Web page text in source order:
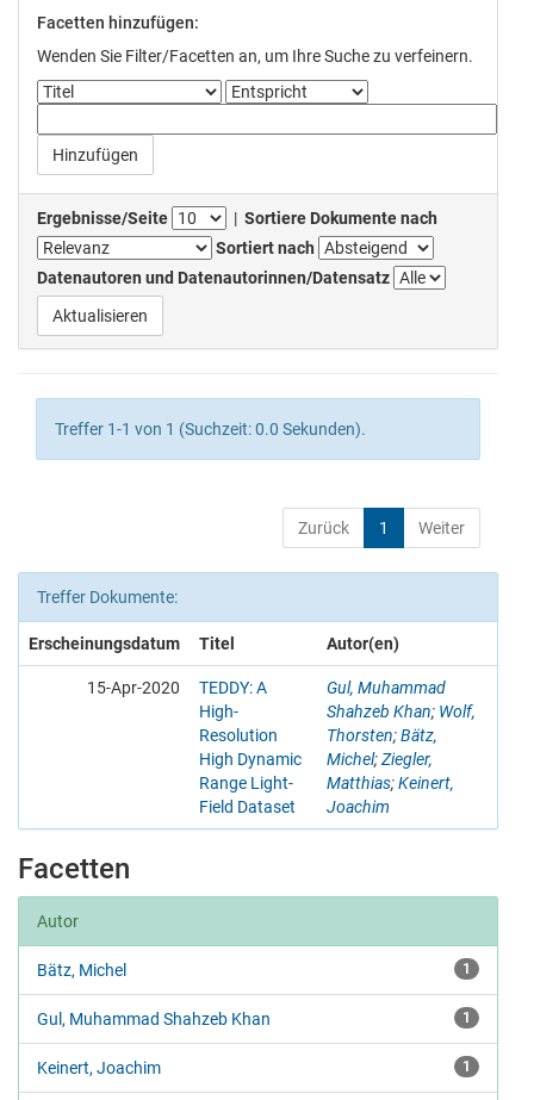
Facetten hinzufügen:
Wenden Sie Filter/Facetten an, um Ihre Suche zu verfeinern.
Ergebnisse/Seite | Sortiere Dokumente nach
Sortiert nach
Datenautoren und Datenautorinnen/Datensatz
Treffer 1-1 von 1 (Suchzeit: 0.0 Sekunden).
Zurück 1 Weiter
Treffer Dokumente:
Erscheinungsdatum Titel Autor(en)
15-Apr-2020
TEDDY: A
High-
Resolution
High Dynamic
Range Light-
Field Dataset
Gul, Muhammad
Shahzeb Khan; Wolf,
Thorsten;Bätz,
Michel;Ziegler,
Matthias;Keinert,
Joachim
Facetten
Autor
1
Bätz, Michel
1
Gul, Muhammad Shahzeb Khan
1
Keinert, Joachim